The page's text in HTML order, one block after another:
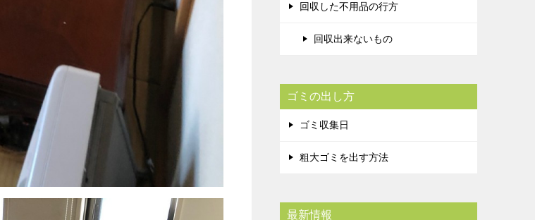
回収した不用品の行方
回収出来ないもの
ゴミの出し方
ゴミ収集日
粗大ゴミを出す方法
最新情報